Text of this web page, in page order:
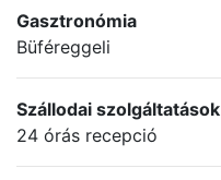
Gasztronómia
Büféreggeli
Szállodai szolgáltatások
24 órás recepció